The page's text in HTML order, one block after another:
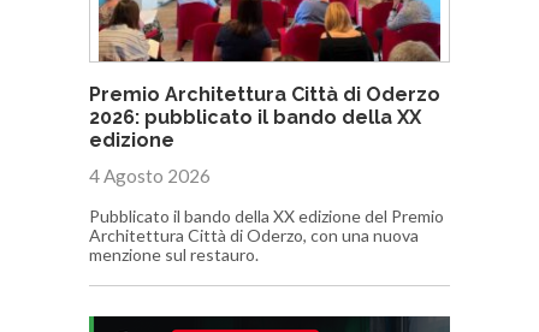
Premio Architettura Città di Oderzo
2026: pubblicato il bando della XX
edizione
4 Agosto 2026
Pubblicato il bando della XX edizione del Premio
Architettura Città di Oderzo, con una nuova
menzione sul restauro.